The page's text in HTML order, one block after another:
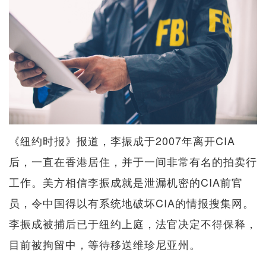
《纽约时报》报道，李振成于2007年离开CIA
后，一直在香港居住，并于一间非常有名的拍卖行
工作。美方相信李振成就是泄漏机密的CIA前官
员，令中国得以有系统地破坏CIA的情报搜集网。
李振成被捕后已于纽约上庭，法官决定不得保释，
目前被拘留中，等待移送维珍尼亚州。